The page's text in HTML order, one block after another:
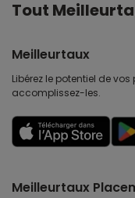
Tout
Meilleurtaux
Libérez le potentiel de
accomplissez-les.
Meilleurtaux